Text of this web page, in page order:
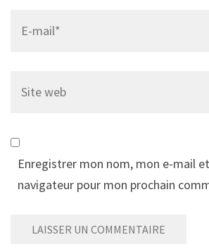
web
Enregistrer mon nom, mon e-mail
navigateur pour mon prochain